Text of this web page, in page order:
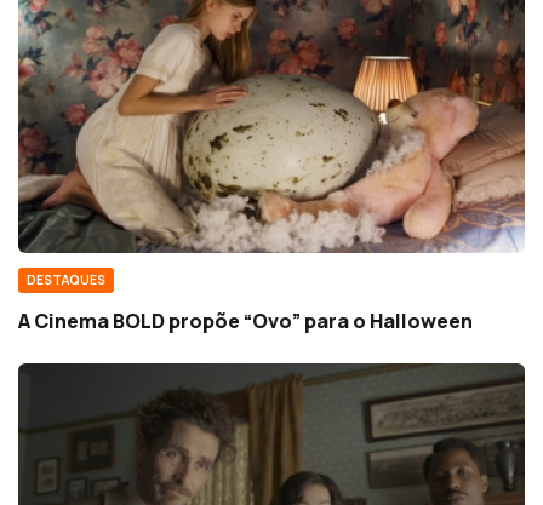
DESTAQUES
A Cinema BOLD propõe “Ovo” para o Halloween